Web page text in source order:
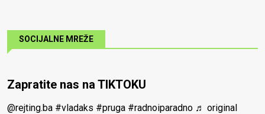
SOCIJALNE MREŽE
Zapratite nas na TIKTOKU
@rejting.ba #vladaks #pruga #radnoiparadno ♬ original